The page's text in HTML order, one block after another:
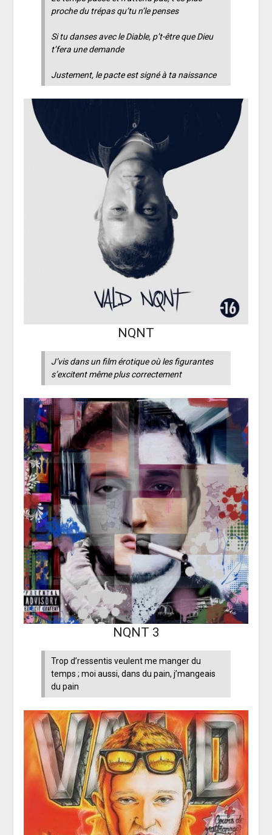
proche du trépas qu’tu n’le penses
Si tu danses avec le Diable, p’t-être que Dieu
t’fera une demande
Justement, le pacte est signé à ta naissance
NQNT
J’vis dans un film érotique où les figurantes
s’excitent même plus correctement
NQNT 3
Trop d’ressentis veulent me manger du
temps ; moi aussi, dans du pain, j’mangeais
du pain